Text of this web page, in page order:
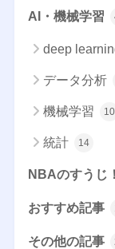
AI・機械学習
deep
データ分析
機械学習 10
統計 14
NBAのすうじ
おすすめ記事
その他の記事